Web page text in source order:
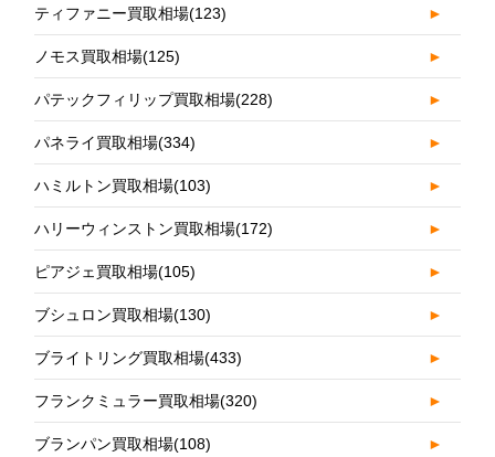
ティファニー買取相場(123) ►
ノモス買取相場(125) ►
パテックフィリップ買取相場(228) ►
パネライ買取相場(334) ►
ハミルトン買取相場(103) ►
ハリーウィンストン買取相場(172) ►
ピアジェ買取相場(105) ►
ブシュロン買取相場(130) ►
ブライトリング買取相場(433) ►
フランクミュラー買取相場(320) ►
ブランパン買取相場(108) ►